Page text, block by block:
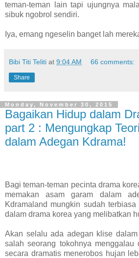
teman-teman lain tapi ujungnya
sibuk ngobrol sendiri.
Iya, emang ngeselin banget lah
Bibi Titi Teliti at 9:04 AM 66 comments:
Share
Monday, November 30, 2015
Bagaikan Hidup dalam
part 2 : Mengungkap
dalam Adegan Kdrama!
Bagi teman-teman pecinta drama
memakan asam garam dalam
Kdramaland mungkin sudah
dalam drama korea yang melibatkan
Akan selalu ada adegan klise
salah seorang tokohnya menggalau
secara dramatis menerobos hujan